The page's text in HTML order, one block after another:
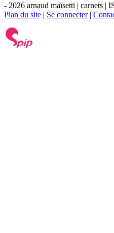
- 2026 arnaud maïsetti | carnets |
Plan du site | Se connecter|